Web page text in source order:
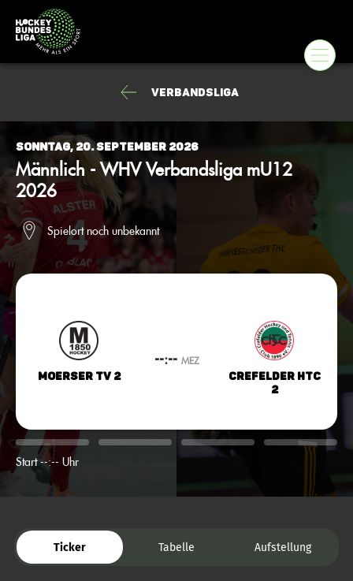
Verbandsliga
Sonntag, 20. September 2026
Männlich - WHV Verbandsliga mU12
2026
Spielort noch unbekannt
Moerser TV 2
--:-- MEZ
Crefelder HTC
2
Start --:-- Uhr
Ticker Tabelle Aufstellung